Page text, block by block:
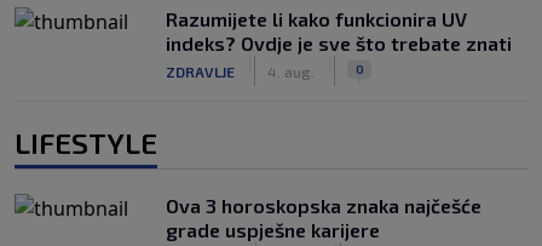
Razumijete li kako funkcionira UV
indeks? Ovdje je sve što trebate znati
ZDRAVLJE 4. aug. 0
LIFESTYLE
Ova 3 horoskopska znaka najčešće
grade uspješne karijere